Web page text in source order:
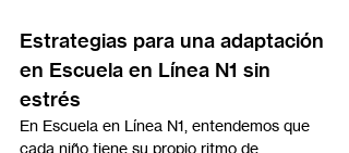
Estrategias para una adaptación
en Escuela en Línea N1 sin
estrés
En Escuela en Línea N1, entendemos que
cada niño tiene su propio ritmo de